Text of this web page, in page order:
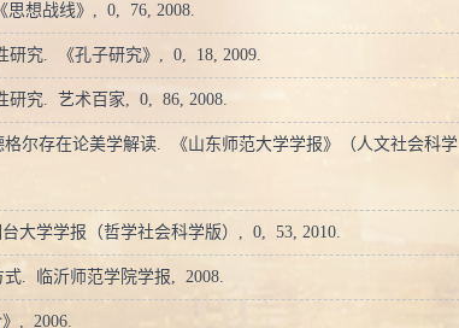
思想战线》, 0, 76, 2008.
研究. 《孔子研究》, 0, 18, 2009.
研究. 艺术百家, 0, 86, 2008.
尔存在论美学解读. 《山东师范大学学报》（人文社会科学
大学学报（哲学社会科学版）, 0, 53, 2010.
式. 临沂师范学院学报, 2008.
, 2006.